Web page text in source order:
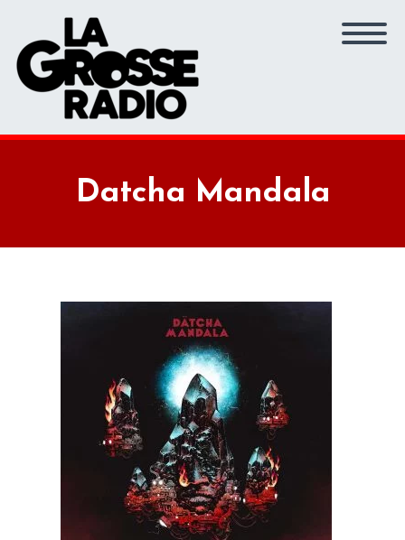
Datcha Mandala